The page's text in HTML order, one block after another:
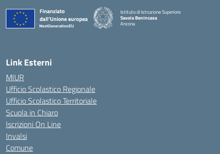
Istituto di Istruzione Superiore
Savoia Benincasa
Ancona
Link Esterni
MIUR
Ufficio Scolastico Regionale
Ufficio Scolastico Territoriale
Scuola in Chiaro
Iscrizioni On Line
Invalsi
Comune